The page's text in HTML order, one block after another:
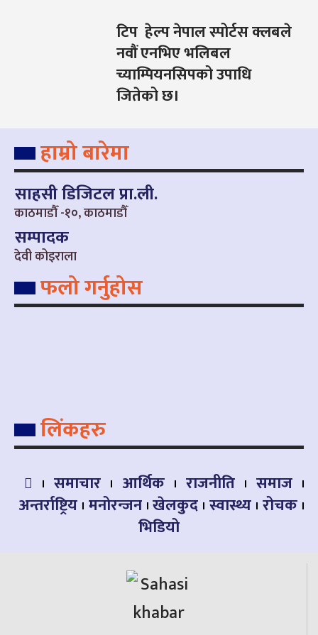
टिप हेल्प नेपाल स्पोर्टस क्लबले
नवौं एनभिए भलिबल
च्याम्पियनसिपको उपाधि
जितेको छ।
हाम्रो बारेमा
साहसी डिजिटल प्रा.ली.
काठमाडौँ -१०, काठमाडौँ
सम्पादक
देवी कोइराला
फलो गर्नुहोस
लिंकहरु
समाचार आर्थिक राजनीति
समाज
अन्तर्राष्ट्रिय मनोरन्जन खेलकुद स्वास्थ्य रोचक
भिडियो